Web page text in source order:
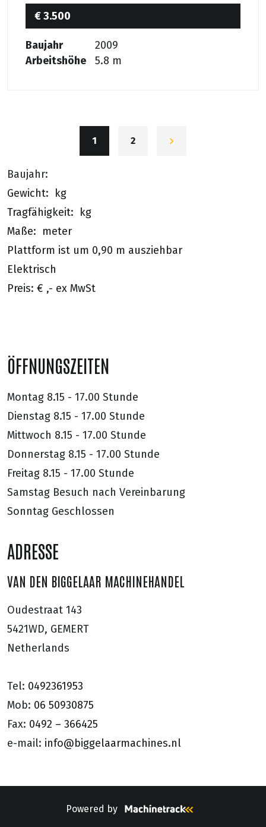
€ 3.500
Baujahr
2009
Arbeitshöhe
5.8 m
1 2
Baujahr:
Gewicht: kg
Tragfähigkeit: kg
Maße: meter
Plattform ist um 0,90 m ausziehbar
Elektrisch
Preis: € ,- ex MwSt
ÖFFNUNGSZEITEN
Montag 8.15 - 17.00 Stunde
Dienstag 8.15 - 17.00 Stunde
Mittwoch 8.15 - 17.00 Stunde
Donnerstag 8.15 - 17.00 Stunde
Freitag 8.15 - 17.00 Stunde
Samstag Besuch nach Vereinbarung
Sonntag Geschlossen
ADRESSE
VAN DEN BIGGELAAR MACHINEHANDEL
Oudestraat 143
5421WD, GEMERT
Netherlands
Tel: 0492361953
Mob: 06 50930875
Fax: 0492 – 366425
e-mail: info@biggelaarmachines.nl
Powered by